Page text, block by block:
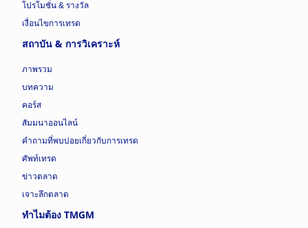
โปรโมชั่น & รางวัล
เงื่อนไขการเทรด
สถาบัน & การวิเคราะห์
ภาพรวม
บทความ
คอร์ส
สัมมนาออนไลน์
คำถามที่พบบ่อยเกี่ยวกับการเทรด
ศัพท์เทรด
ข่าวตลาด
เจาะลึกตลาด
ทำไมต้อง TMGM